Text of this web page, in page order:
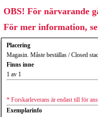
OBS! För närvarande
För mer information,
Placering
Magasin. Måste beställas / Closed
Finns inne
1 av 1
* Forskarleverans är endast till för
Exemplarinfo